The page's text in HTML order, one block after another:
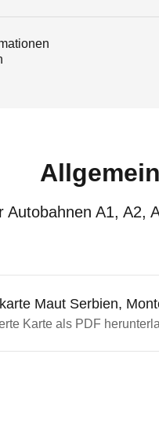
A1, A2,
Maut Serbien,
Karte als PDF